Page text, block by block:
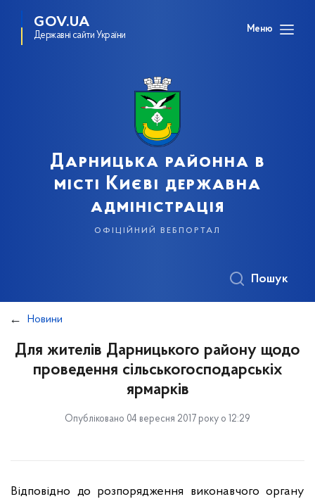
GOV.UA
Державні сайти України
Меню
Дарницька районна в
місті Києві державна
адміністрація
офіційний вебпортал
Пошук
Новини
Для жителів Дарницького району щодо
проведення сільськогосподарськіх
ярмарків
Опубліковано 04 вересня 2017 року о 12:29
Відповідно до розпорядження виконавчого органу